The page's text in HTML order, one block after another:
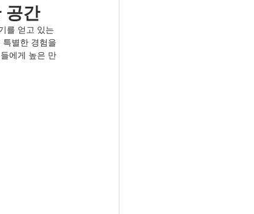
공간
를 얻고 있는
별한 경험을
에게 높은 만